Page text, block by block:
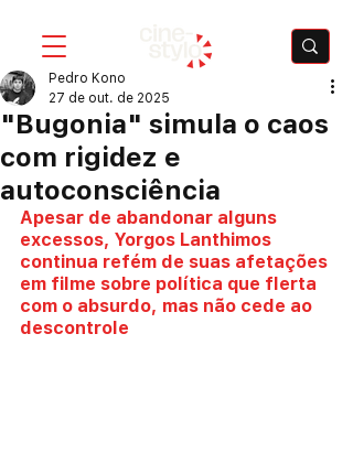
"Bugonia" simula o caos
com rigidez e
autoconsciência
Pedro Kono
27 de out. de 2025
Apesar de abandonar alguns
excessos, Yorgos Lanthimos
continua refém de suas afetações
em filme sobre política que flerta
com o absurdo, mas não cede ao
descontrole